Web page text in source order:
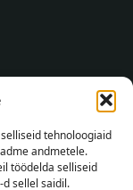
tehnoloogiaid
andmetele.
töödelda selliseid
sellel saidil.